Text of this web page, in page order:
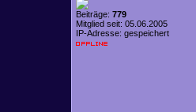
Beiträge: 779
Mitglied seit: 05.06.2005
IP-Adresse: gespeichert